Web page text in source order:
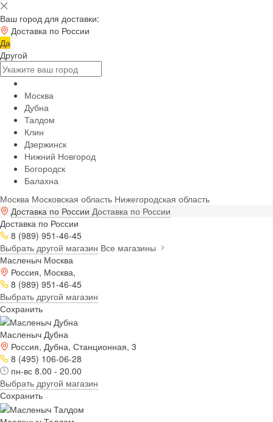
Ваш город для доставки:
Доставка по России
Да
Другой
Москва
Дубна
Талдом
Клин
Дзержинск
Нижний Новгород
Богородск
Балахна
Москва Московская область Нижегородская область
Доставка по России Доставка по России
Доставка по России
8 (989) 951-46-45
Выбрать другой магазин Все магазины
Масленыч Москва
Россия, Москва,
8 (989) 951-46-45
Выбрать другой магазин
Сохранить
Масленыч Дубна
Россия, Дубна, Станционная, 3
8 (495) 106-06-28
пн-вс 8.00 - 20.00
Выбрать другой магазин
Сохранить